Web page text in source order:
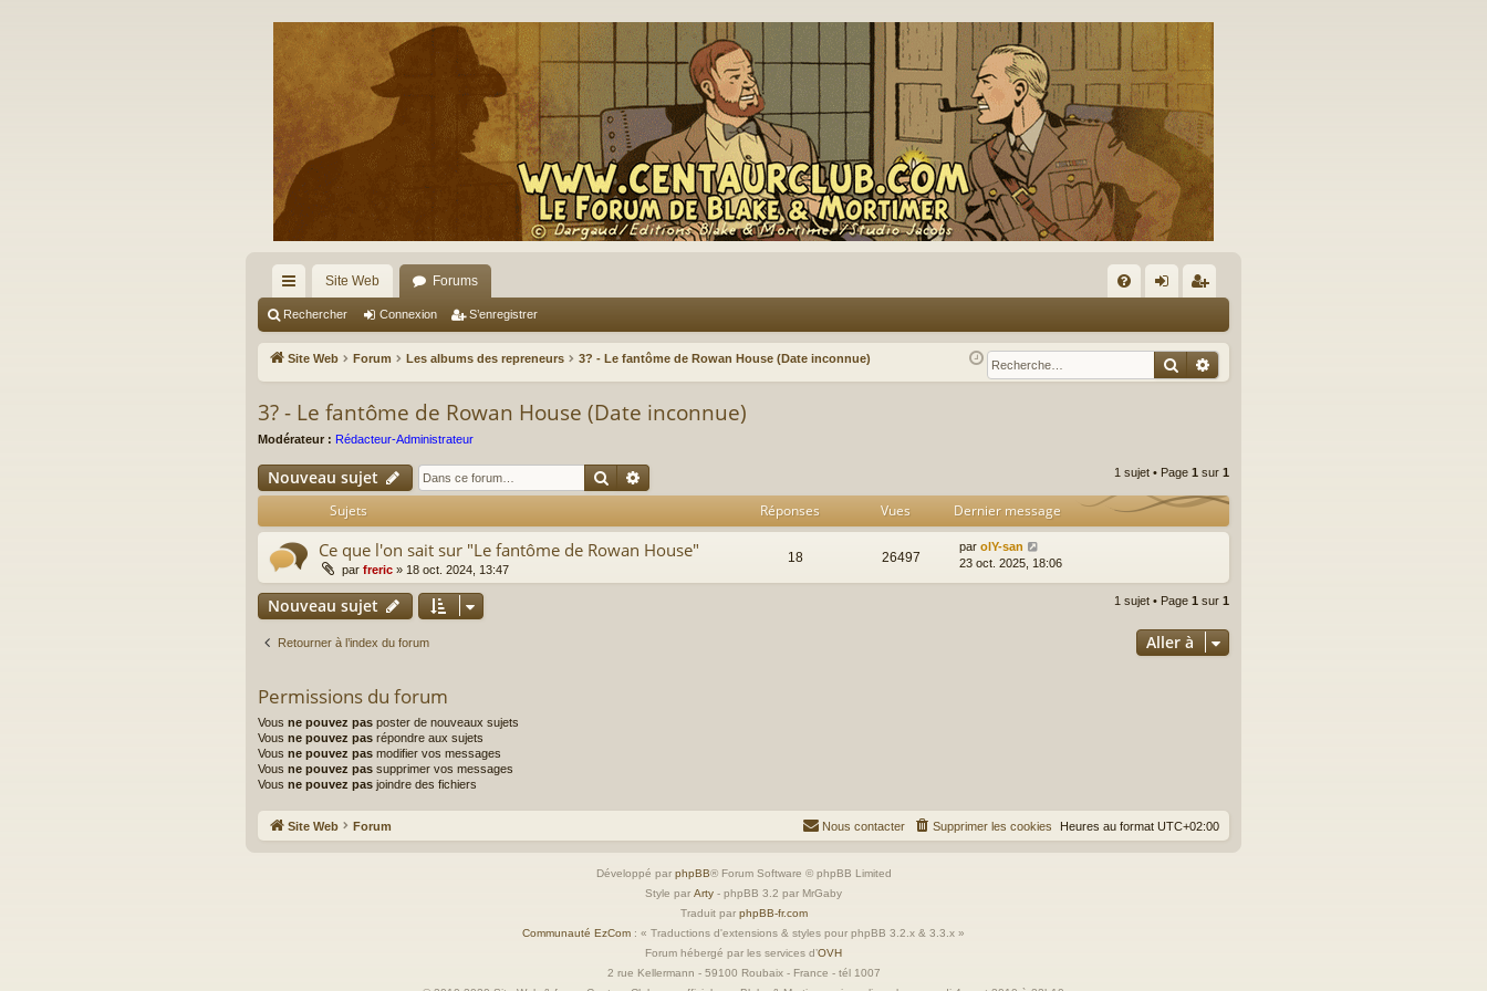
cc
ès
ra
pi
de
Site Web Forums
Q ne
xi
nr
eg
r
Rechercher Connexion S’enregistrer
Site Web Forum Les albums des repreneurs 3? - Le fantôme de Rowan House (Date inconnue) Rechercher
Recherche avancée
3? - Le fantôme de Rowan House (Date inconnue)
Modérateur : Rédacteur-Administrateur
Nouveau sujet Rechercher 1 sujet • Page 1 sur 1
Sujets Réponses Vues Dernier message
Ce que l'on sait sur "Le fantôme de Rowan House"
par freric » 18 oct. 2024, 13:47
18 26497
par olY-san
23 oct. 2025, 18:06
Nouveau sujet 1 sujet • Page 1 sur 1
Retourner à l’index du forum Aller à
Permissions du forum
Vous ne pouvez pas poster de nouveaux sujets
Vous ne pouvez pas répondre aux sujets
Vous ne pouvez pas modifier vos messages
Vous ne pouvez pas supprimer vos messages
Vous ne pouvez pas joindre des fichiers
Site Web Forum Heures au format UTC+02:00
Supprimer les cookies
Nous contacter
Développé par phpBB® Forum Software © phpBB Limited
Style par Arty - phpBB 3.2 par MrGaby
Traduit par phpBB-fr.com
Communauté EzCom : « Traductions d'extensions & styles pour phpBB 3.2.x & 3.3.x »
Forum hébergé par les services d’OVH
2 rue Kellermann - 59100 Roubaix - France - tél 1007